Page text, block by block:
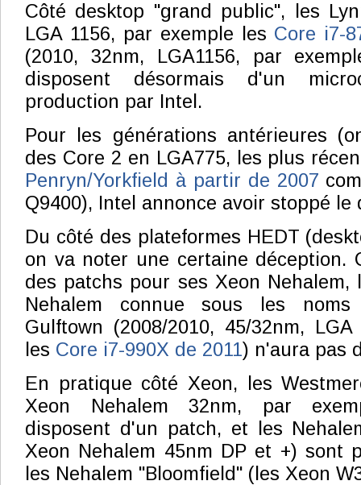
Côté desktop "grand public", les
LGA 1156, par exemple les Core i7-
(2010, 32nm, LGA1156, par
disposent désormais d'un
production par Intel.
Pour les générations antérieures
des Core 2 en LGA775, les plus
Penryn/Yorkfield à partir de 2007
Q9400), Intel annonce avoir stoppé le
Du côté des plateformes HEDT
on va noter une certaine déception.
des patchs pour ses Xeon Nehalem,
Nehalem connue sous les
Gulftown (2008/2010, 45/32nm,
les Core i7-990X de 2011) n'aura pas
En pratique côté Xeon, les
Xeon Nehalem 32nm, par
disposent d'un patch, et les
Xeon Nehalem 45nm DP et +) sont
les Nehalem "Bloomfield" (les Xeon